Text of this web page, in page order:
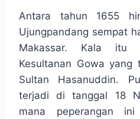
Antara tahun 1655
Ujungpandang sempat
Makassar. Kala itu
Kesultanan Gowa yang
Sultan Hasanuddin.
terjadi di tanggal 18
mana peperangan